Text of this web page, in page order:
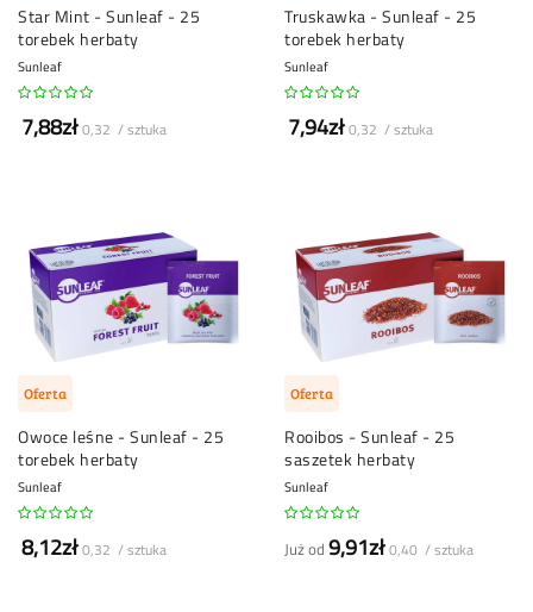
Star Mint - Sunleaf - 25
torebek herbaty
Sunleaf
7,88zł0,32 / sztuka
Truskawka - Sunleaf - 25
torebek herbaty
Sunleaf
7,94zł0,32 / sztuka
Oferta
Owoce leśne - Sunleaf - 25
torebek herbaty
Sunleaf
8,12zł0,32 / sztuka
Oferta
Rooibos - Sunleaf - 25
saszetek herbaty
Sunleaf
Już od 9,91zł0,40 / sztuka